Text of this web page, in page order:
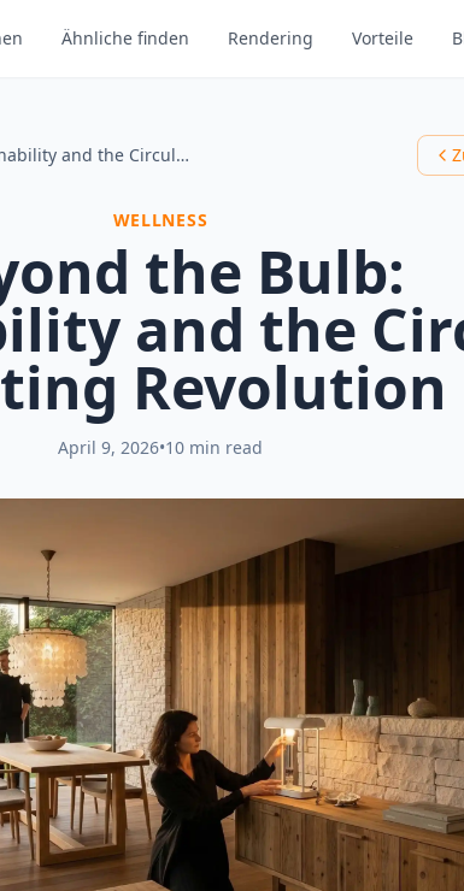
Ähnliche finden Rendering Vorteile
Beyond the Bulb: Sustainability and the Circular Lighting Revolution
WELLNESS
the Bulb:
and the
Revolution
April 9, 2026•10 min read